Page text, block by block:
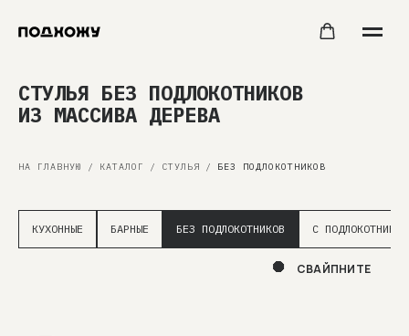
СТУЛЬЯ БЕЗ ПОДЛОКОТНИКОВ
ИЗ МАССИВА ДЕРЕВА
НА ГЛАВНУЮ / КАТАЛОГ / СТУЛЬЯ / БЕЗ ПОДЛОКОТНИКОВ
КУХОННЫЕ БАРНЫЕ БЕЗ ПОДЛОКОТНИКОВ С
СВАЙПНИТЕ